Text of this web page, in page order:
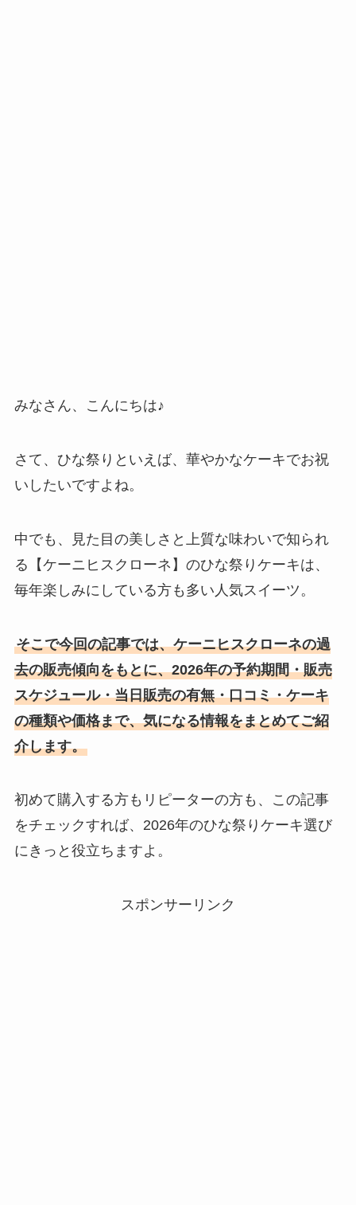
みなさん、こんにちは♪
さて、ひな祭りといえば、華やかなケーキでお祝
いしたいですよね。
中でも、見た目の美しさと上質な味わいで知られ
る【ケーニヒスクローネ】のひな祭りケーキは、
毎年楽しみにしている方も多い人気スイーツ。
そこで今回の記事では、ケーニヒスクローネの過
去の販売傾向をもとに、2026年の予約期間・販売
スケジュール・当日販売の有無・口コミ・ケーキ
の種類や価格まで、気になる情報をまとめてご紹
介します。
初めて購入する方もリピーターの方も、この記事
をチェックすれば、2026年のひな祭りケーキ選び
にきっと役立ちますよ。
スポンサーリンク